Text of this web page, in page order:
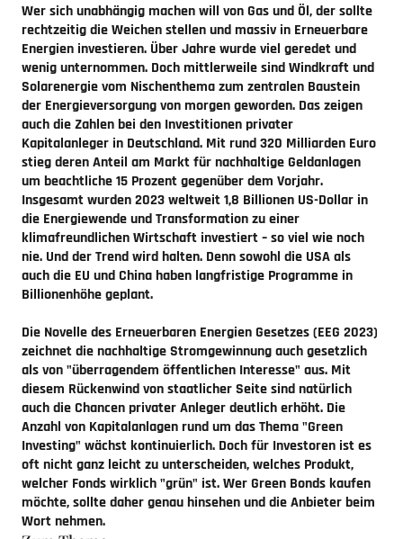
Wer sich unabhängig machen will von Gas und Öl, der sollte
rechtzeitig die Weichen stellen und massiv in Erneuerbare
Energien investieren. Über Jahre wurde viel geredet und
wenig unternommen. Doch mittlerweile sind Windkraft und
Solarenergie vom Nischenthema zum zentralen Baustein
der Energieversorgung von morgen geworden. Das zeigen
auch die Zahlen bei den Investitionen privater
Kapitalanleger in Deutschland. Mit rund 320 Milliarden Euro
stieg deren Anteil am Markt für nachhaltige Geldanlagen
um beachtliche 15 Prozent gegenüber dem Vorjahr.
Insgesamt wurden 2023 weltweit 1,8 Billionen US-Dollar in
die Energiewende und Transformation zu einer
klimafreundlichen Wirtschaft investiert – so viel wie noch
nie. Und der Trend wird halten. Denn sowohl die USA als
auch die EU und China haben langfristige Programme in
Billionenhöhe geplant.
Die Novelle des Erneuerbaren Energien Gesetzes (EEG 2023)
zeichnet die nachhaltige Stromgewinnung auch gesetzlich
als von "überragendem öffentlichen Interesse" aus. Mit
diesem Rückenwind von staatlicher Seite sind natürlich
auch die Chancen privater Anleger deutlich erhöht. Die
Anzahl von Kapitalanlagen rund um das Thema "Green
Investing" wächst kontinuierlich. Doch für Investoren ist es
oft nicht ganz leicht zu unterscheiden, welches Produkt,
welcher Fonds wirklich "grün" ist. Wer Green Bonds kaufen
möchte, sollte daher genau hinsehen und die Anbieter beim
Wort nehmen.